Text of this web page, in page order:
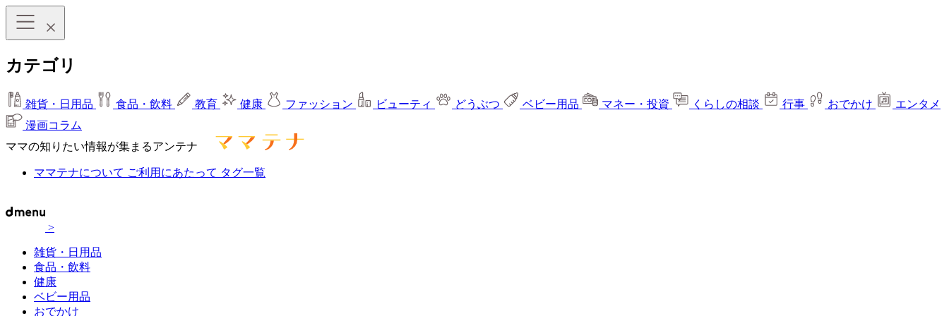
カテゴリ
雑貨・日用品 食品・飲料 教育 健康 ファッション ビューティ どうぶつ ベビー用品 マネー・投資 くらしの相談 行事 おでかけ
エンタメ
漫画コラム
ママの知りたい情報が集まるアンテナ
ママテナについて ご利用にあたって タグ一覧
>
雑貨・日用品
食品・飲料
健康
ベビー用品
おでかけ